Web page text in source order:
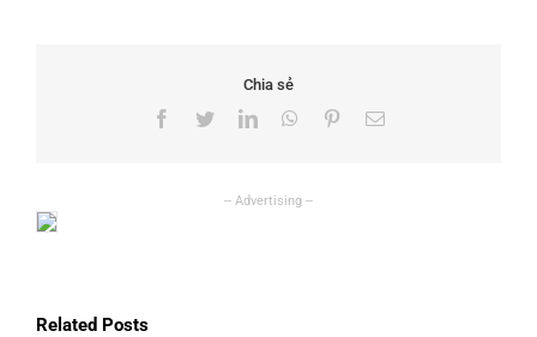
Chia sẻ
Facebook
TwitterLinkedInWhatsApp
PinterestEmail
Related Posts